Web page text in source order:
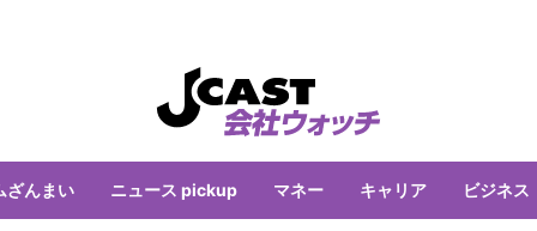
ざんまい ニュース pickup マネー キャリア ビジネス